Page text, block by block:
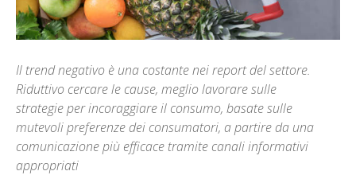
Il trend negativo è una costante nei report del settore.
Riduttivo cercare le cause, meglio lavorare sulle
strategie per incoraggiare il consumo, basate sulle
mutevoli preferenze dei consumatori, a partire da una
comunicazione più efficace tramite canali informativi
appropriati